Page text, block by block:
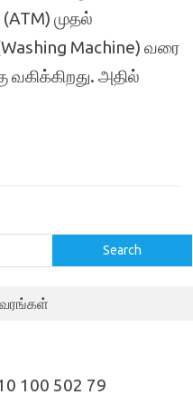
முதல்
Machine) வரை
அதில்
Search
100 502 79